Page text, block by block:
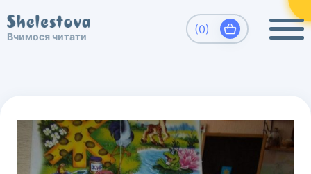
Вчимося читати
(0)
Виберіть, який напрямок Вас цікавить ×